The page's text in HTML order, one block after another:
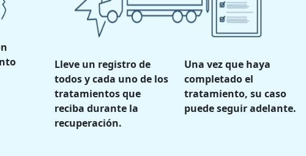
Lleve un registro de
todos y cada uno de los
tratamientos que
reciba durante la
recuperación.
Una vez que haya
completado el
tratamiento, su caso
puede seguir adelante.